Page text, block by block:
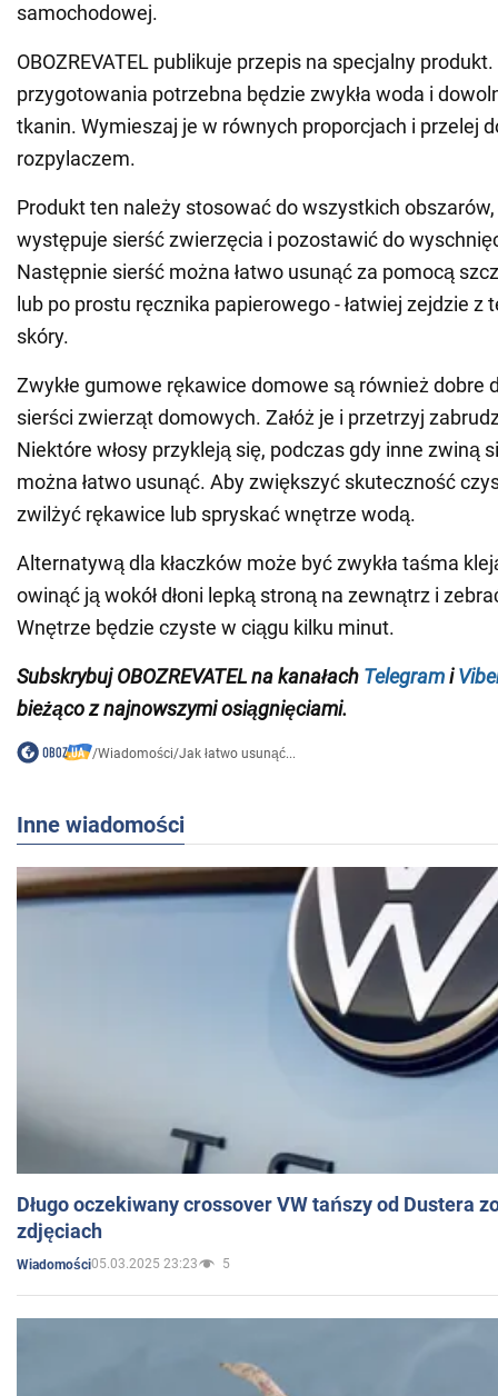
samochodowej.
OBOZREVATEL publikuje przepis na specjalny
przygotowania potrzebna będzie zwykła woda i
tkanin. Wymieszaj je w równych proporcjach i przelej
rozpylaczem.
Produkt ten należy stosować do wszystkich
występuje sierść zwierzęcia i pozostawić do
Następnie sierść można łatwo usunąć za pomocą
lub po prostu ręcznika papierowego - łatwiej zejdzie z
skóry.
Zwykłe gumowe rękawice domowe są również dobre
sierści zwierząt domowych. Załóż je i przetrzyj
Niektóre włosy przykleją się, podczas gdy inne zwiną
można łatwo usunąć. Aby zwiększyć skuteczność
zwilżyć rękawice lub spryskać wnętrze wodą.
Alternatywą dla kłaczków może być zwykła taśma
owinąć ją wokół dłoni lepką stroną na zewnątrz i
Wnętrze będzie czyste w ciągu kilku minut.
Subskrybuj OBOZREVATEL nakanałach Telegrami
bieżąco z najnowszymi osiągnięciami.
/Wiadomości/Jak łatwo usunąć...
Inne wiadomości
Długo oczekiwany crossover VW tańszy od Dustera
zdjęciach
Wiadomości05.03.2025 23:23 5